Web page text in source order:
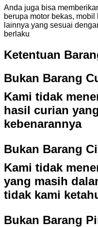
Anda juga bisa
berupa motor bekas,
lainnya yang sesuai
berlaku
Ketentuan
Bukan Barang
Kami tidak
hasil curian
kebenarannya
Bukan Barang
Kami tidak
yang masih
tidak kami
Bukan Barang